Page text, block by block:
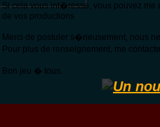
Si cela vous int�resse, vous pouvez
de vos productions
Merci de postuler s�rieusement, nous
Pour plus de renseignement, me
Bon jeu � tous.
Un